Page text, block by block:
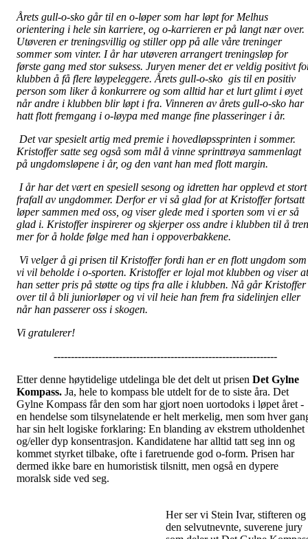
Årets gull-o-sko går til en o-løper som har løpt for Melhus
orientering i hele sin karriere, og o-karrieren er på langt nær over.
Utøveren er treningsvillig og stiller opp på alle våre treninger
sommer som vinter. I år har utøveren arrangert treningsløp for
første gang med stor suksess. Juryen mener det er veldig positivt
klubben å få flere løypeleggere. Årets gull-o-sko gis til en positiv
person som liker å konkurrere og som alltid har et lurt glimt i øyet
når andre i klubben blir løpt i fra. Vinneren av årets gull-o-sko har
hatt flott fremgang i o-løypa med mange fine plasseringer i år.
Det var spesielt artig med premie i hovedløpssprinten i sommer.
Kristoffer satte seg også som mål å vinne sprinttrøya sammenlagt
på ungdomsløpene i år, og den vant han med flott margin.
I år har det vært en spesiell sesong og idretten har opplevd et stort
frafall av ungdommer. Derfor er vi så glad for at Kristoffer fortsatt
løper sammen med oss, og viser glede med i sporten som vi er så
glad i. Kristoffer inspirerer og skjerper oss andre i klubben til å
mer for å holde følge med han i oppoverbakkene.
Vi velger å gi prisen til Kristoffer fordi han er en flott ungdom som
vi vil beholde i o-sporten. Kristoffer er lojal mot klubben og viser at
han setter pris på støtte og tips fra alle i klubben. Nå går Kristoffer
over til å bli juniorløper og vi vil heie han frem fra sidelinjen eller
når han passerer oss i skogen.
Vi gratulerer!
-----------------------------------------------------------------
Etter denne høytidelige utdelinga ble det delt ut prisen Det Gylne
Kompass. Ja, hele to kompass ble utdelt for de to siste åra. Det
Gylne Kompass får den som har gjort noen uortodoks i løpet året -
en hendelse som tilsynelatende er helt merkelig, men som hver
har sin helt logiske forklaring: En blanding av ekstrem utholdenhet
og/eller dyp konsentrasjon. Kandidatene har alltid tatt seg inn og
kommet styrket tilbake, ofte i faretruende god o-form. Prisen har
dermed ikke bare en humoristisk tilsnitt, men også en dypere
moralsk side ved seg.
Her ser vi Stein Ivar, stifteren og
den selvutnevnte, suverene jury